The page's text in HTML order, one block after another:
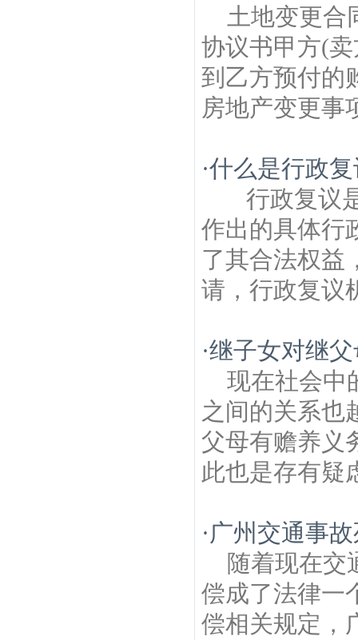
土地变更合
协议书甲方(
到乙方预付的
房地产变更事
·什么是行政
行政复议
作出的具体行
了其合法权益
请，行政复议
·继子女对继
现在社会中
之间的关系也
父母有赡养义
此也是存有疑
·广州交通事
随着现在交
偿成了法律一
偿相关规定，